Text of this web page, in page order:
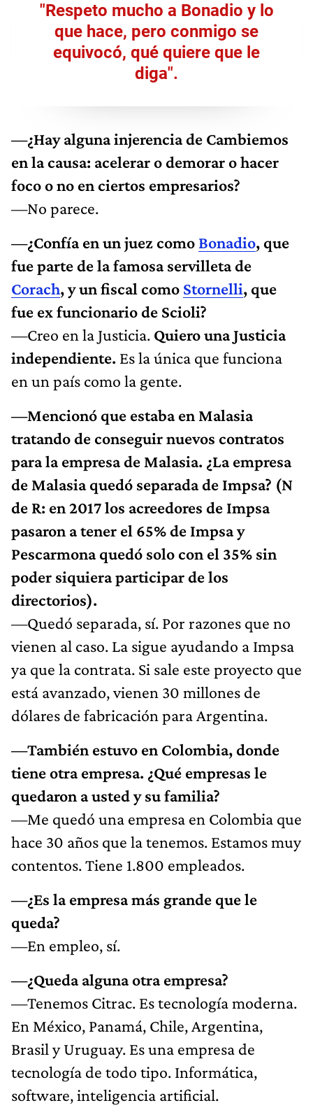
"Respeto mucho a Bonadio y lo
que hace, pero conmigo se
equivocó, qué quiere que le
diga".
—¿Hay alguna injerencia de Cambiemos
en la causa: acelerar o demorar o hacer
foco o no en ciertos empresarios?
—No parece.
—¿Confía en un juez como Bonadio, que
fue parte de la famosa servilleta de
Corach, y un fiscal como Stornelli, que
fue ex funcionario de Scioli?
—Creo en la Justicia. Quiero una Justicia
independiente. Es la única que funciona
en un país como la gente.
—Mencionó que estaba en Malasia
tratando de conseguir nuevos contratos
para la empresa de Malasia. ¿La empresa
de Malasia quedó separada de Impsa? (N
de R: en 2017 los acreedores de Impsa
pasaron a tener el 65% de Impsa y
Pescarmona quedó solo con el 35% sin
poder siquiera participar de los
directorios).
—Quedó separada, sí. Por razones que no
vienen al caso. La sigue ayudando a Impsa
ya que la contrata. Si sale este proyecto que
está avanzado, vienen 30 millones de
dólares de fabricación para Argentina.
—También estuvo en Colombia, donde
tiene otra empresa. ¿Qué empresas le
quedaron a usted y su familia?
—Me quedó una empresa en Colombia que
hace 30 años que la tenemos. Estamos muy
contentos. Tiene 1.800 empleados.
—¿Es la empresa más grande que le
queda?
—En empleo, sí.
—¿Queda alguna otra empresa?
—Tenemos Citrac. Es tecnología moderna.
En México, Panamá, Chile, Argentina,
Brasil y Uruguay. Es una empresa de
tecnología de todo tipo. Informática,
software, inteligencia artificial.